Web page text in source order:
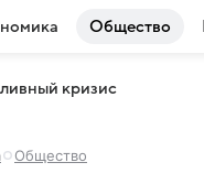
Общество
кризис
Общество